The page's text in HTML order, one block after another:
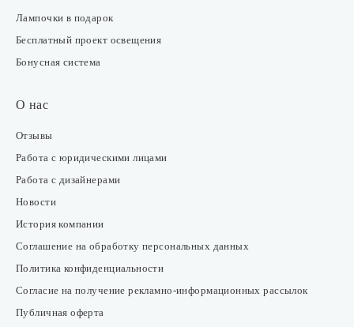
Лампочки в подарок
Бесплатный проект освещения
Бонусная система
О нас
Отзывы
Работа с юридическими лицами
Работа с дизайнерами
Новости
История компании
Соглашение на обработку персональных данных
Политика конфиденциальности
Согласие на получение рекламно-информационных рассылок
Публичная оферта